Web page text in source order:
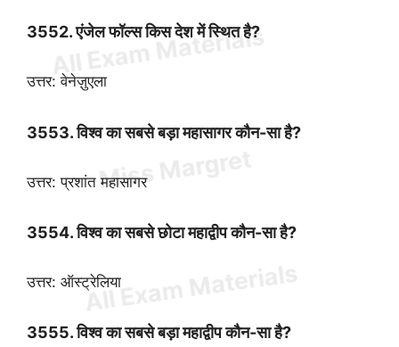
3552. एंजेल फॉल्स किस देश में स्थित है?
उत्तर: वेनेज़ुएला
3553. विश्व का सबसे बड़ा महासागर कौन-सा है?
उत्तर: प्रशांत महासागर
3554. विश्व का सबसे छोटा महाद्वीप कौन-सा है?
उत्तर: ऑस्ट्रेलिया
3555. विश्व का सबसे बड़ा महाद्वीप कौन-सा है?